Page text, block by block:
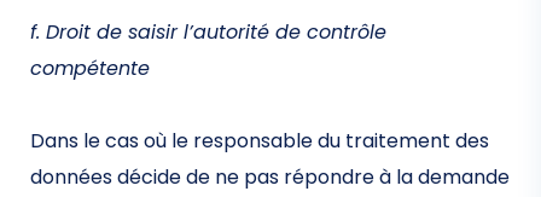
f. Droit de saisir l’autorité de contrôle
compétente
Dans le cas où le responsable du traitement des
données décide de ne pas répondre à la demande